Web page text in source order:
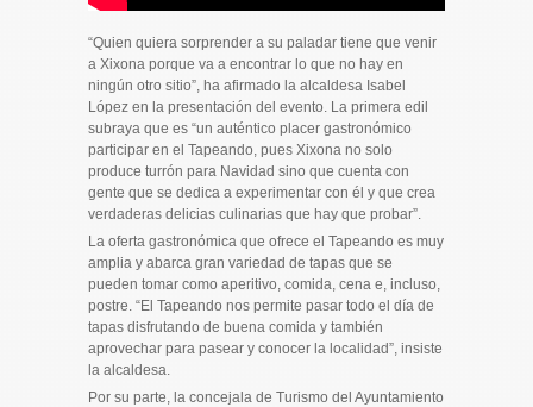
“Quien quiera sorprender a su paladar tiene que venir
a Xixona porque va a encontrar lo que no hay en
ningún otro sitio”, ha afirmado la alcaldesa Isabel
López en la presentación del evento. La primera edil
subraya que es “un auténtico placer gastronómico
participar en el Tapeando, pues Xixona no solo
produce turrón para Navidad sino que cuenta con
gente que se dedica a experimentar con él y que crea
verdaderas delicias culinarias que hay que probar”.
La oferta gastronómica que ofrece el Tapeando es muy
amplia y abarca gran variedad de tapas que se
pueden tomar como aperitivo, comida, cena e, incluso,
postre. “El Tapeando nos permite pasar todo el día de
tapas disfrutando de buena comida y también
aprovechar para pasear y conocer la localidad”, insiste
la alcaldesa.
Por su parte, la concejala de Turismo del Ayuntamiento